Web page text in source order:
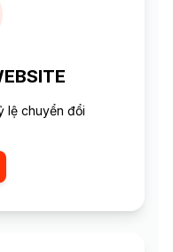
tỷ lệ chuyển đổi